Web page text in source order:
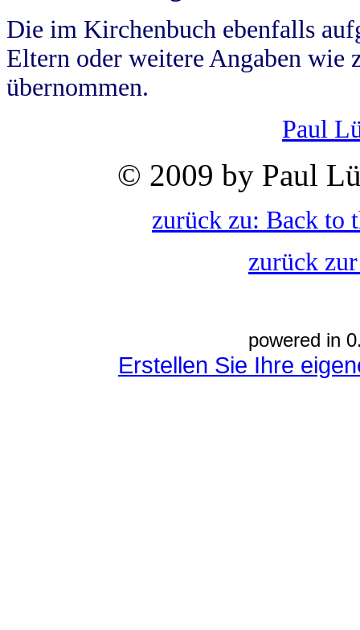
Die im Kirchenbuch ebenfalls
Eltern oder weitere Angaben wie
übernommen.
Paul
© 2009 by Paul
zurück zu: Back to
zurück
powered in
Erstellen Sie Ihre